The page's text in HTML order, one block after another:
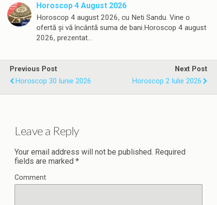
Horoscop 4 August 2026
Horoscop 4 august 2026, cu Neti Sandu. Vine o
ofertă și vă încântă suma de bani.Horoscop 4 august
2026, prezentat…
Previous Post
Horoscop 30 Iunie 2026
Next Post
Horoscop 2 Iulie 2026
Leave a Reply
Your email address will not be published. Required
fields are marked *
Comment